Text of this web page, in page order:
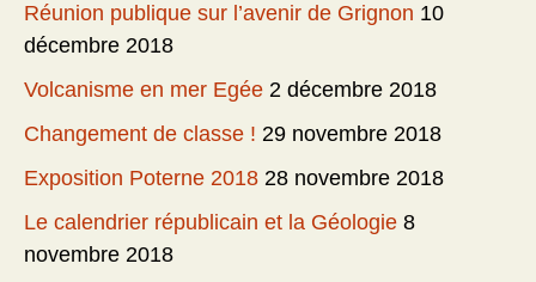
Réunion publique sur l’avenir de Grignon 10
décembre 2018
Volcanisme en mer Egée 2 décembre 2018
Changement de classe ! 29 novembre 2018
Exposition Poterne 2018 28 novembre 2018
Le calendrier républicain et la Géologie 8
novembre 2018